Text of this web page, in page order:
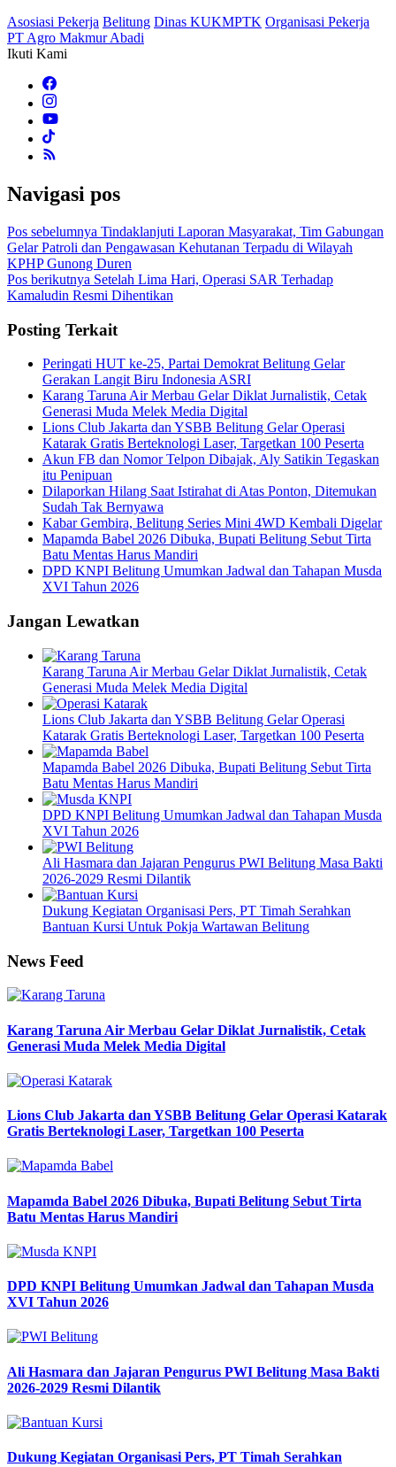
Asosiasi Pekerja Belitung Dinas KUKMPTK Organisasi Pekerja
PT Agro Makmur Abadi
Ikuti Kami
Navigasi pos
Pos sebelumnya Tindaklanjuti Laporan Masyarakat, Tim Gabungan
Gelar Patroli dan Pengawasan Kehutanan Terpadu di Wilayah
KPHP Gunong Duren
Pos berikutnya Setelah Lima Hari, Operasi SAR Terhadap
Kamaludin Resmi Dihentikan
Posting Terkait
Peringati HUT ke-25, Partai Demokrat Belitung Gelar
Gerakan Langit Biru Indonesia ASRI
Karang Taruna Air Merbau Gelar Diklat Jurnalistik, Cetak
Generasi Muda Melek Media Digital
Lions Club Jakarta dan YSBB Belitung Gelar Operasi
Katarak Gratis Berteknologi Laser, Targetkan 100 Peserta
Akun FB dan Nomor Telpon Dibajak, Aly Satikin Tegaskan
itu Penipuan
Dilaporkan Hilang Saat Istirahat di Atas Ponton, Ditemukan
Sudah Tak Bernyawa
Kabar Gembira, Belitung Series Mini 4WD Kembali Digelar
Mapamda Babel 2026 Dibuka, Bupati Belitung Sebut Tirta
Batu Mentas Harus Mandiri
DPD KNPI Belitung Umumkan Jadwal dan Tahapan Musda
XVI Tahun 2026
Jangan Lewatkan
Karang Taruna Air Merbau Gelar Diklat Jurnalistik, Cetak
Generasi Muda Melek Media Digital
Lions Club Jakarta dan YSBB Belitung Gelar Operasi
Katarak Gratis Berteknologi Laser, Targetkan 100 Peserta
Mapamda Babel 2026 Dibuka, Bupati Belitung Sebut Tirta
Batu Mentas Harus Mandiri
DPD KNPI Belitung Umumkan Jadwal dan Tahapan Musda
XVI Tahun 2026
Ali Hasmara dan Jajaran Pengurus PWI Belitung Masa Bakti
2026-2029 Resmi Dilantik
Dukung Kegiatan Organisasi Pers, PT Timah Serahkan
Bantuan Kursi Untuk Pokja Wartawan Belitung
News Feed
Karang Taruna Air Merbau Gelar Diklat Jurnalistik, Cetak
Generasi Muda Melek Media Digital
Lions Club Jakarta dan YSBB Belitung Gelar Operasi Katarak
Gratis Berteknologi Laser, Targetkan 100 Peserta
Mapamda Babel 2026 Dibuka, Bupati Belitung Sebut Tirta
Batu Mentas Harus Mandiri
DPD KNPI Belitung Umumkan Jadwal dan Tahapan Musda
XVI Tahun 2026
Ali Hasmara dan Jajaran Pengurus PWI Belitung Masa Bakti
2026-2029 Resmi Dilantik
Dukung Kegiatan Organisasi Pers, PT Timah Serahkan